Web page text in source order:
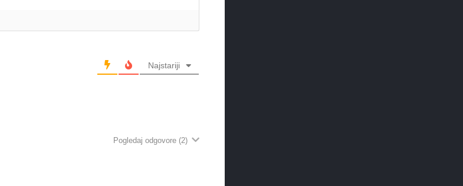
Najstariji
Pogledaj odgovore (2)